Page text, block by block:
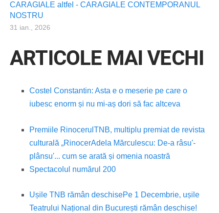
CARAGIALE altfel - CARAGIALE CONTEMPORANUL
NOSTRU
31 ian., 2026
ARTICOLE MAI VECHI
Costel Constantin: Asta e o meserie pe care o
iubesc enorm și nu mi-aș dori să fac altceva
Premiile Rinocerul TNB, multiplu premiat de revista
culturală „RinocerAdela Mărculescu: De-a râsu'-
plânsu'... cum se arată și omenia noastră
Spectacolul numărul 200
Ușile TNB rămân deschisePe 1 Decembrie, ușile
Teatrului Național din București rămân deschise!